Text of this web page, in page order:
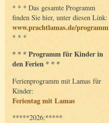
* * * Das gesamte Programm
finden Sie hier, unter diesen Link:
www.prachtlamas.de/programm
* * *
* * * Programm für Kinder in
den Ferien * * *
Ferienprogramm mit Lamas für
Kinder:
Ferientag mit Lamas
*****2026:*****